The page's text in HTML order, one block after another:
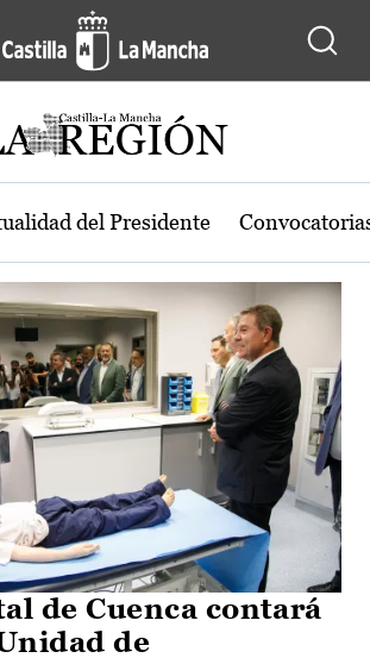
la región de Castilla-
del Presidente
de Cuenca contará
de